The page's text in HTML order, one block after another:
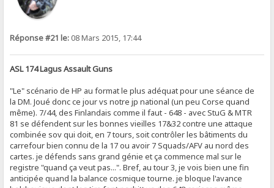
Réponse #21 le: 08 Mars 2015, 17:44
ASL 174 Lagus Assault Guns
"Le" scénario de HP au format le plus adéquat pour une séance de
la DM. Joué donc ce jour vs notre jp national (un peu Corse quand
même). 7/44, des Finlandais comme il faut - 648 - avec StuG & MTR
81 se défendent sur les bonnes vieilles 17&32 contre une attaque
combinée sov qui doit, en 7 tours, soit contrôler les bâtiments du
carrefour bien connu de la 17 ou avoir 7 Squads/AFV au nord des
cartes. je défends sans grand génie et ça commence mal sur le
registre "quand ça veut pas...". Bref, au tour 3, je vois bien une fin
anticipée quand la balance cosmique tourne. je bloque l'avance